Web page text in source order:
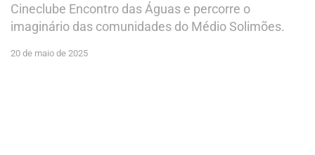
Cineclube Encontro das Águas e percorre o
imaginário das comunidades do Médio Solimões.
20 de maio de 2025